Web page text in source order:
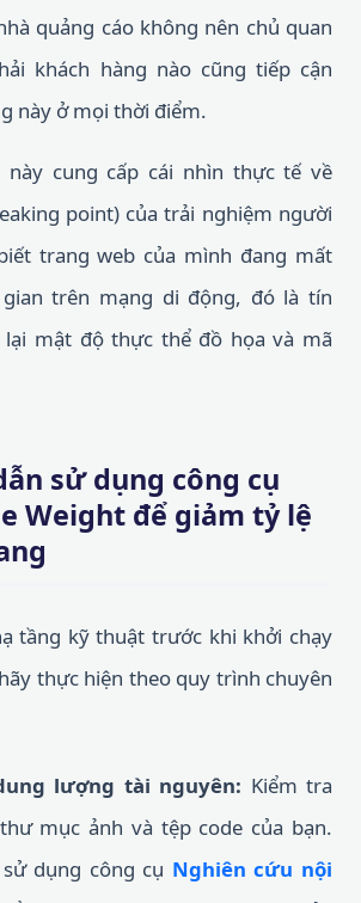
quảng cáo không nên chủ quan
khách hàng nào cũng tiếp cận
này ở mọi thời điểm.
này cung cấp cái nhìn thực tế về
point) của trải nghiệm người
trang web của mình đang mất
trên mạng di động, đó là tín
lại mật độ thực thể đồ họa và mã
sử dụng công cụ
Weight để giảm tỷ lệ
tầng kỹ thuật trước khi khởi chạy
thực hiện theo quy trình chuyên
lượng tài nguyên: Kiểm tra
mục ảnh và tệp code của bạn.
dụng công cụ Nghiên cứu nội